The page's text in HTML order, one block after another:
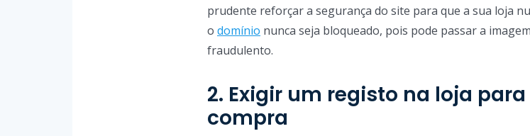
prudente reforçar a segurança do site para que a sua loja
o domínio nunca seja bloqueado, pois pode passar a
fraudulento.
2. Exigir um registo na loja
compra